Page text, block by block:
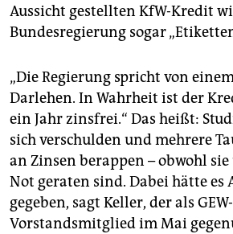
Aussicht gestellten KfW-Kredit
Bundesregierung sogar
„Die Regierung spricht von
Darlehen. In Wahrheit ist der
ein Jahr zinsfrei.“ Das heißt:
sich verschulden und mehrere
an Zinsen berappen – obwohl
Not geraten sind. Dabei hätte es
gegeben, sagt Keller, der als GEW-
Vorstandsmitglied im Mai